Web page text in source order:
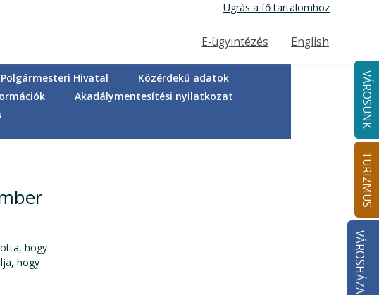
Ugrás a fő tartalomhoz
Felső navigáció
E-ügyintézés English
VÁROSUNK
TURIZMUS
VÁROSHÁZA
Polgármesteri Hivatal
Közérdekű adatok
Akadálymentesítési nyilatkozat
hogy
hogy